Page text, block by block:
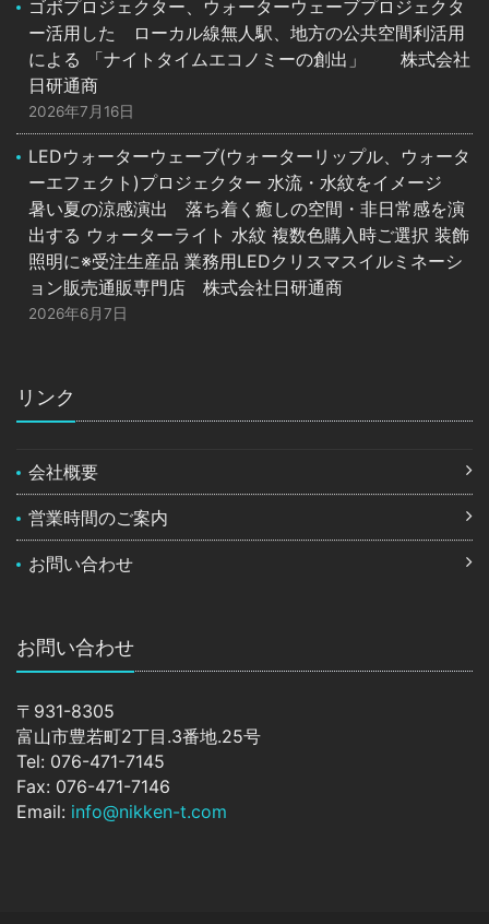
ゴボプロジェクター、ウォーターウェーブプロジェクタ
ー活用した ローカル線無人駅、地方の公共空間利活用
による 「ナイトタイムエコノミーの創出」 株式会社
日研通商
2026年7月16日
LEDウォーターウェーブ(ウォーターリップル、ウォータ
ーエフェクト)プロジェクター 水流・水紋をイメージ
暑い夏の涼感演出 落ち着く癒しの空間・非日常感を演
出する ウォーターライト 水紋 複数色購入時ご選択 装飾
照明に※受注生産品 業務用LEDクリスマスイルミネーシ
ョン販売通販専門店 株式会社日研通商
2026年6月7日
リンク
会社概要
営業時間のご案内
お問い合わせ
お問い合わせ
〒931-8305
富山市豊若町2丁目.3番地.25号
Tel: 076-471-7145
Fax: 076-471-7146
Email: info@nikken-t.com